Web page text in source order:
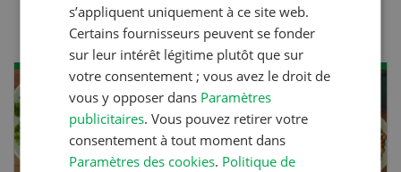
s’appliquent uniquement à ce site web.
Certains fournisseurs peuvent se fonder
sur leur intérêt légitime plutôt que sur
votre consentement ; vous avez le droit de
vous y opposer dans Paramètres
publicitaires. Vous pouvez retirer votre
consentement à tout moment dans
Paramètres des cookies. Politique de